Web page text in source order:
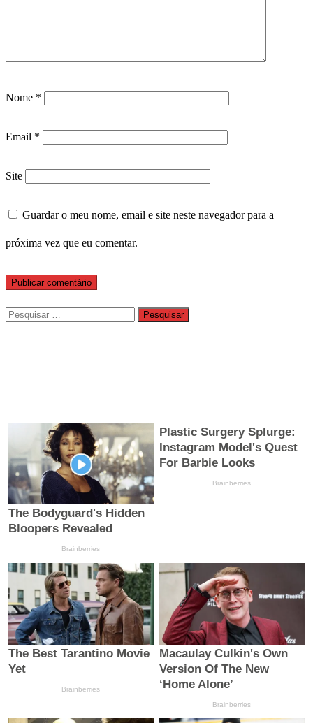
Nome *
Email *
Site
Guardar o meu nome, email e site neste navegador para a
próxima vez que eu comentar.
Pesquisar
por: